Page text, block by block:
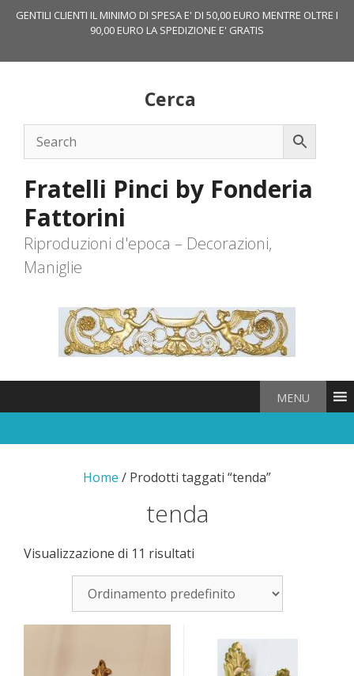
GENTILI CLIENTI IL MINIMO DI SPESA E' DI 50,00 EURO MENTRE OLTRE I
90,00 EURO LA SPEDIZIONE E' GRATIS
Cerca
Fratelli Pinci by Fonderia
Fattorini
Riproduzioni d'epoca – Decorazioni,
Maniglie
MENU
Home / Prodotti taggati “tenda”
tenda
Visualizzazione di 11 risultati